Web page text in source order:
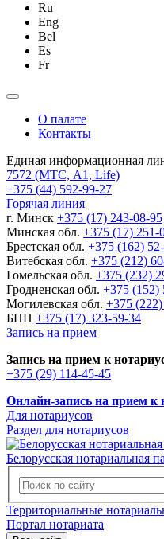
Ru
Eng
Bel
Es
Fr
О палате
Контакты
Единая информационная
7572 (МТС, A1, Life)
+375 (44) 592-99-27
Горячая линия
г. Минск +375 (17) 243-08-95
Минская обл. +375 (17) 251-
Брестская обл. +375 (162)
Витебская обл. +375 (212)
Гомельская обл. +375 (232)
Гродненская обл. +375 (152)
Могилевская обл. +375
БНП +375 (17) 323-59-34
Запись на прием
Запись на прием к
+375 (29) 114-45-45
Онлайн-запись на прием к
Для нотариусов
Раздел для нотариусов
Белорусская нотариальная
Территориальные
Портал нотариата